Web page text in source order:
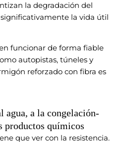
la degradación del
la vida útil
funcionar de forma fiable
autopistas, túneles y
reforzado con fibra es
agua, a la congelación-
productos químicos
que ver con la resistencia.